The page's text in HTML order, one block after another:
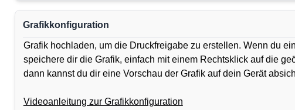
Grafikkonfiguration
Grafik hochladen, um die Druckfreigabe zu erstellen. Wenn du
speichere dir die Grafik, einfach mit einem Rechtsklick auf die
dann kannst du dir eine Vorschau der Grafik auf dein Gerät
Videoanleitung zur Grafikkonfiguration